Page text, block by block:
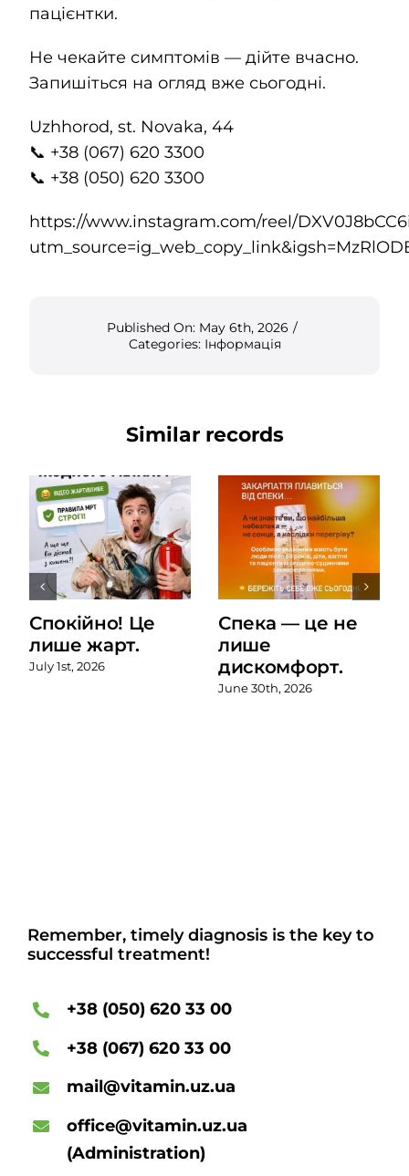
пацієнтки.
Не чекайте симптомів — дійте вчасно.
Запишіться на огляд вже сьогодні.
Uzhhorod, st. Novaka, 44
📞 +38 (067) 620 3300
📞 +38 (050) 620 3300
https://www.instagram.com/reel/
Published On: May 6th, 2026 /
Categories: Інформація
Similar records
Спокійно! Це
лише жарт.
July 1st, 2026
Спека — це не
лише
дискомфорт.
June 30th, 2026
Remember, timely diagnosis is the key to
successful treatment!
+38 (050) 620 33 00
+38 (067) 620 33 00
mail@vitamin.uz.ua
office@vitamin.uz.ua
(Administration)